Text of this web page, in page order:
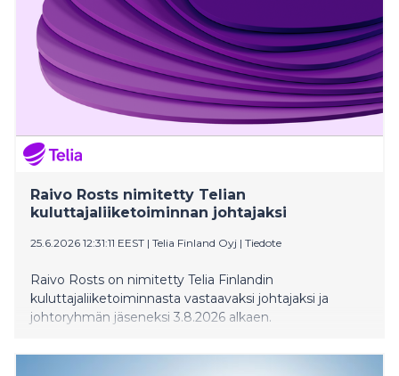
Raivo Rosts nimitetty Telian
kuluttajaliiketoiminnan johtajaksi
25.6.2026 12:31:11 EEST | Telia Finland Oyj | Tiedote
Raivo Rosts on nimitetty Telia Finlandin
kuluttajaliiketoiminnasta vastaavaksi johtajaksi ja
johtoryhmän jäseneksi 3.8.2026 alkaen.